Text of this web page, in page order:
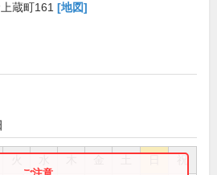
蔵町161 [地図]
祝